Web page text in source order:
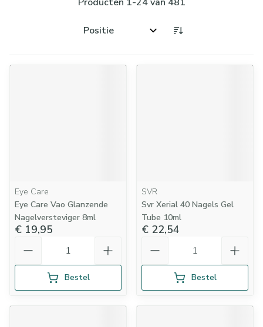
Sorteer op:
Eye Care
Eye Care Vao Glanzende
Nagelversteviger 8ml
€ 19,95
Bestel
SVR
Svr Xerial 40 Nagels Gel
Tube 10ml
€ 22,54
Bestel